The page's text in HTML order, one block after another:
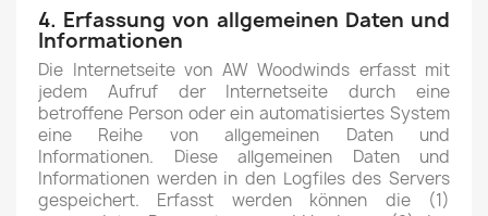
4. Erfassung von allgemeinen Daten und
Informationen
Die Internetseite von AW Woodwinds erfasst mit
jedem Aufruf der Internetseite durch eine
betroffene Person oder ein automatisiertes System
eine Reihe von allgemeinen Daten und
Informationen. Diese allgemeinen Daten und
Informationen werden in den Logfiles des Servers
gespeichert. Erfasst werden können die (1)